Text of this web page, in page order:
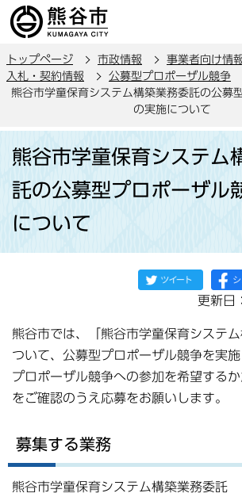
の
ー
ジ
先
トップページ 市政情報
事業者向け情
入札・契約情報
公募型プロポーザル競争
熊谷市学童保育システム構築業務委託の公募
の実施について
熊谷市学童保育システム
託の公募型プロポーザル
について
更新日
熊谷市では、「熊谷市学童保育システ
ついて、公募型プロポーザル競争を実施
プロポーザル競争への参加を希望する
をご確認のうえ応募をお願いします。
募集する業務
熊谷市学童保育システム構築業務委託